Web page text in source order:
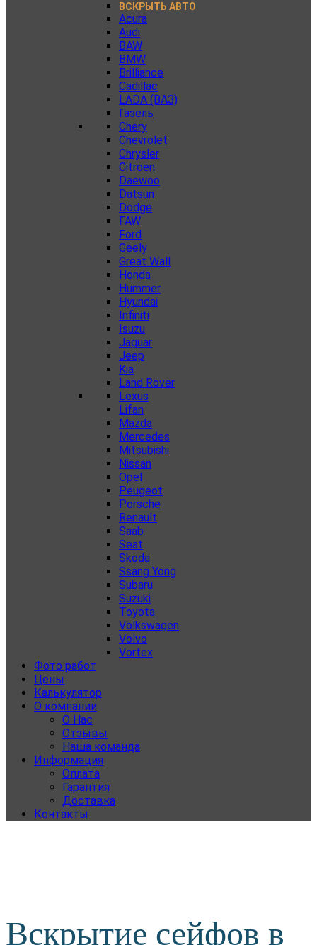
ВСКРЫТЬ АВТО
Acura
Audi
BAW
BMW
Brilliance
Cadillac
LADA (ВАЗ)
Газель
Chery
Chevrolet
Chrysler
Citroen
Daewoo
Datsun
Dodge
FAW
Ford
Geely
Great Wall
Honda
Hummer
Hyundai
Infiniti
Isuzu
Jaguar
Jeep
Kia
Land Rover
Lexus
Lifan
Mazda
Mercedes
Mitsubishi
Nissan
Opel
Peugeot
Porsche
Renault
Saab
Seat
Skoda
Ssang Yong
Subaru
Suzuki
Toyota
Volkswagen
Volvo
Vortex
Фото работ
Цены
Калькулятор
О компании
О Нас
Отзывы
Наша команда
Информация
Оплата
Гарантия
Доставка
Контакты
Вскрытие сейфов в